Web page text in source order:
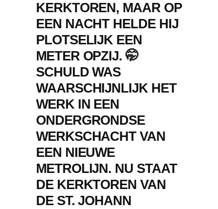
KERKTOREN, MAAR OP
EEN NACHT HELDE HIJ
PLOTSELIJK EEN
METER OPZIJ. 🤭
SCHULD WAS
WAARSCHIJNLIJK HET
WERK IN EEN
ONDERGRONDSE
WERKSCHACHT VAN
EEN NIEUWE
METROLIJN. NU STAAT
DE KERKTOREN VAN
DE ST. JOHANN